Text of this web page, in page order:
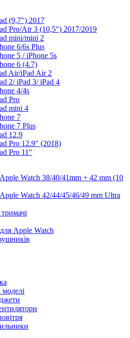
(9,7") 2017
Pro/Air 3 (10,5") 2017/2019
mini/mini 2
6/6s Plus
5 / iPhone 5s
6 (4.7)
Air/iPad Air 2
2/ iPad 3/ iPad 4
4/4s
Pro
mini 4
7
7 Plus
12.9
Pro 12.9" (2018)
Pro 11"
Watch 38/40/41mm + 42 mm (10
Watch 42/44/45/46/49 mm Ultra
Apple Watch
моделі